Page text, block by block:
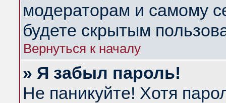
модераторам и самому
будете скрытым
Вернуться к началу
» Я забыл пароль!
Не паникуйте! Хотя